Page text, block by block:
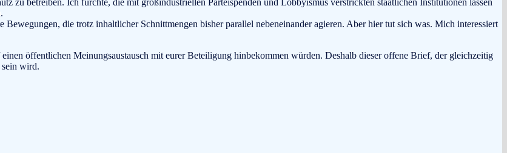
zu betreiben. Ich fürchte, die mit großindustriellen Parteispenden und Lobbyismus verstrickten staatlichen Institutionen lassen
die trotz inhaltlicher Schnittmengen bisher parallel nebeneinander agieren. Aber hier tut sich was. Mich interessiert
öffentlichen Meinungsaustausch mit eurer Beteiligung hinbekommen würden. Deshalb dieser offene Brief, der gleichzeitig
wird.